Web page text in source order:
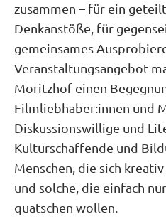
zusammen – für ein
Denkanstöße, für
gemeinsames
Veranstaltungsangebot
Moritzhof einen
Filmliebhaber:innen und
Diskussionswillige und
Kulturschaffende und
Menschen, die sich
und solche, die einfach
quatschen wollen.